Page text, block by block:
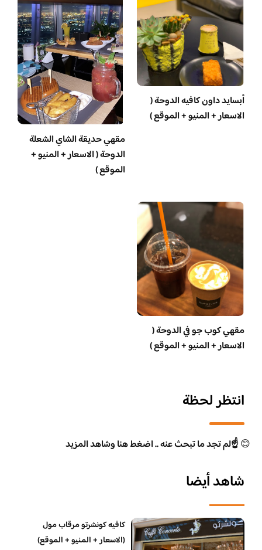
أبسايد داون كافيه الدوحة (
الاسعار + المنيو + الموقع )
مقهي حديقة الشاي الشعلة
الدوحة ( الاسعار + المنيو +
الموقع )
مقهي كوب جو في الدوحة (
الاسعار + المنيو + الموقع )
انتظر لحظة
😊☝️لم تجد ما تبحث عنه .. اضغط هنا وشاهد المزيد
شاهد أيضا
كافيه كونشرتو مرقاب مول
(الاسعار + المنيو + الموقع)